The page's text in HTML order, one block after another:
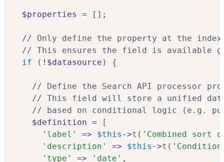
$properties = [ ] ;
// Only define the property at the
// This ensures the field is available
if
( ! $datasource ) {
// Define the Search API processor
// This field will store a unified
// based on conditional logic (e.g.
$definition =
[
'label'
=> $this ->t ( 'Combined sort
'description'
=> $this ->t (
'type'
=> 'date' ,